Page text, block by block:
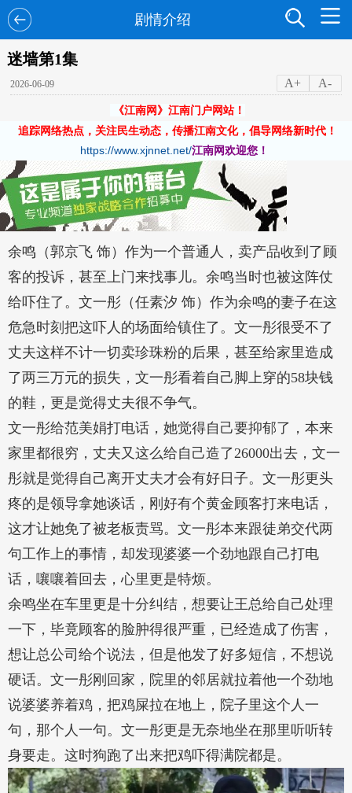
剧情介绍
迷墙第1集
2026-06-09 A+ A-
《江南网》江南门户网站！
追踪网络热点，关注民生动态，传播江南文化，倡导网络新时代！
https://www.xjnnet.net/江南网欢迎您！
余鸣（郭京飞 饰）作为一个普通人，卖产品收到了顾
客的投诉，甚至上门来找事儿。余鸣当时也被这阵仗
给吓住了。文一彤（任素汐 饰）作为余鸣的妻子在这
危急时刻把这吓人的场面给镇住了。文一彤很受不了
丈夫这样不计一切卖珍珠粉的后果，甚至给家里造成
了两三万元的损失，文一彤看着自己脚上穿的58块钱
的鞋，更是觉得丈夫很不争气。
文一彤给范美娟打电话，她觉得自己要抑郁了，本来
家里都很穷，丈夫又这么给自己造了26000出去，文一
彤就是觉得自己离开丈夫才会有好日子。文一彤更头
疼的是领导拿她谈话，刚好有个黄金顾客打来电话，
这才让她免了被老板责骂。文一彤本来跟徒弟交代两
句工作上的事情，却发现婆婆一个劲地跟自己打电
话，嚷嚷着回去，心里更是特烦。
余鸣坐在车里更是十分纠结，想要让王总给自己处理
一下，毕竟顾客的脸肿得很严重，已经造成了伤害，
想让总公司给个说法，但是他发了好多短信，不想说
硬话。文一彤刚回家，院里的邻居就拉着他一个劲地
说婆婆养着鸡，把鸡屎拉在地上，院子里这个人一
句，那个人一句。文一彤更是无奈地坐在那里听听转
身要走。这时狗跑了出来把鸡吓得满院都是。